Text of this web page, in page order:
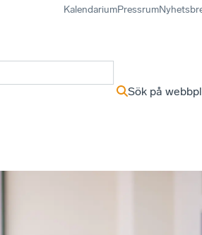
KalendariumPressrum
Sök på